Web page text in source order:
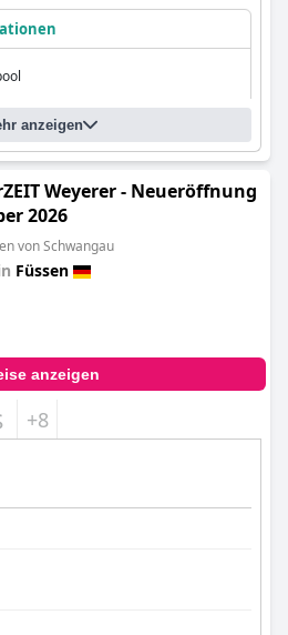
anzeigen
Weyerer - Neueröffnung
2026
von Schwangau
Füssen
anzeigen
+8